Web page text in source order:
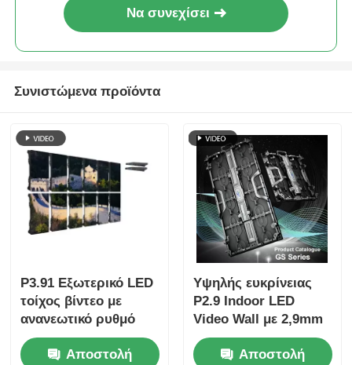
Να συνεχίσει
Συνιστώμενα προϊόντα
P3.91 Εξωτερικό LED
τοίχος βίντεο με
ανανεωτικό ρυθμό
7680Hz, πλήρη
έγχρωμη οθόνη και
Αποστολή
Υψηλής ευκρίνειας
P2.9 Indoor LED
Video Wall με 2,9mm
Pixel Pitch 3840 Hz
Refresh Rate και
Αποστολή